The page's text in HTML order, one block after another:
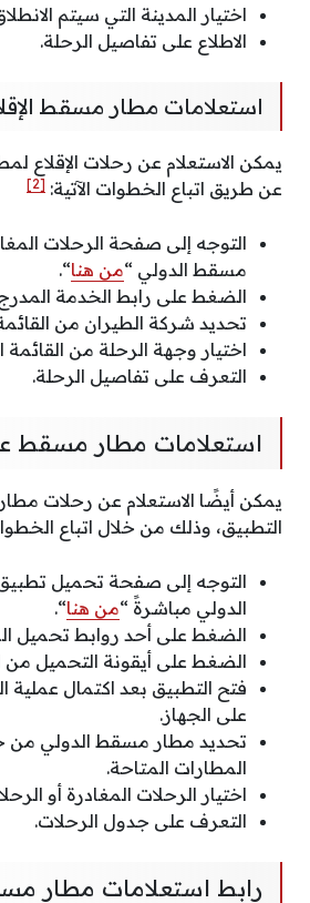
اختيار المدينة التي سيتم
الاطلاع على تفاصيل الرحلة.
استعلامات مطار مسقط
يمكن الاستعلام عن رحلات الإقلاع
عن طريق اتباع الخطوات الآتية: [2]
التوجه إلى صفحة الرحلات
مسقط الدولي “من هنا“.
الضغط على رابط الخدمة
تحديد شركة الطيران من
اختيار وجهة الرحلة من القائمة
التعرف على تفاصيل الرحلة.
استعلامات مطار مسقط
يمكن أيضًا الاستعلام عن رحلات
التطبيق، وذلك من خلال اتباع
التوجه إلى صفحة تحميل
الدولي مباشرةً “من هنا“.
الضغط على أحد روابط تحميل
الضغط على أيقونة التحميل من
فتح التطبيق بعد اكتمال عملية
على الجهاز.
تحديد مطار مسقط الدولي من
المطارات المتاحة.
اختيار الرحلات المغادرة أو
التعرف على جدول الرحلات.
رابط استعلامات مطار